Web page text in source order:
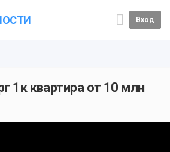
Вход
1к квартира от 10 млн